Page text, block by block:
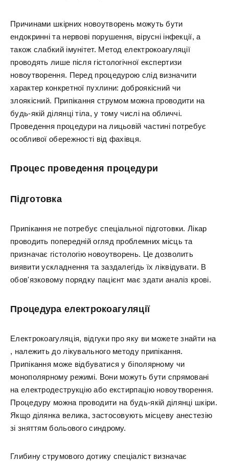
Причинами шкірних новоутворень можуть бути
ендокринні та нервові порушення, вірусні інфекції, а
також слабкий імунітет. Метод електрокоагуляції
проводять лише після гістологічної експертизи
новоутворення. Перед процедурою слід визначити
характер конкретної пухлини: доброякісний чи
злоякісний. Припікання струмом можна проводити на
будь-якій ділянці тіла, у тому числі на обличчі.
Проведення процедури на лицьовій частині потребує
особливої обережності від фахівця.
Процес проведення процедури
Підготовка
Припікання не потребує спеціальної підготовки. Лікар
проводить попередній огляд проблемних місць та
призначає гістологію новоутворень. Це дозволить
виявити ускладнення та заздалегідь їх ліквідувати. В
обов'язковому порядку пацієнт має здати аналіз крові.
Процедура електрокоагуляції
Електрокоагуляція, відгуки про яку ви можете знайти на
, належить до лікувального методу припікання.
Припікання може відбуватися у біполярному чи
монополярному режимі. Вони можуть бути спрямовані
на електродеструкцію або екстирпацію новоутворення.
Процедуру можна проводити на будь-якій ділянці шкіри.
Якщо ділянка велика, застосовують місцеву анестезію
зі зняттям больового синдрому.
Глибину струмового дотику спеціаліст визначає